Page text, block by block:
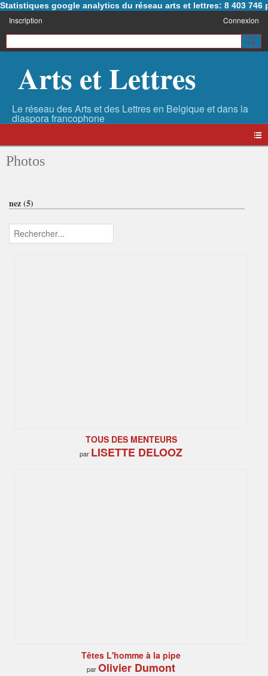
Statistiques google analytics du réseau arts et lettres: 8 403 746
Inscription Connexion
Arts et Lettres
Photos
nez (5)
TOUS DES MENTEURS
par LISETTE DELOOZ
Têtes L'homme à la pipe
parOlivier Dumont